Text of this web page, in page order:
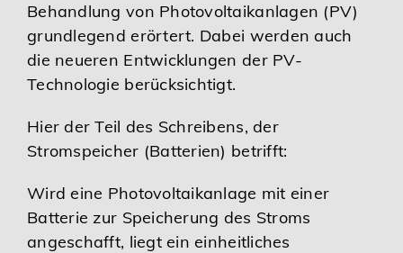
Behandlung von Photovoltaikanlagen (PV)
grundlegend erörtert. Dabei werden auch
die neueren Entwicklungen der PV-
Technologie berücksichtigt.
Hier der Teil des Schreibens, der
Stromspeicher (Batterien) betrifft:
Wird eine Photovoltaikanlage mit einer
Batterie zur Speicherung des Stroms
angeschafft, liegt ein einheitliches